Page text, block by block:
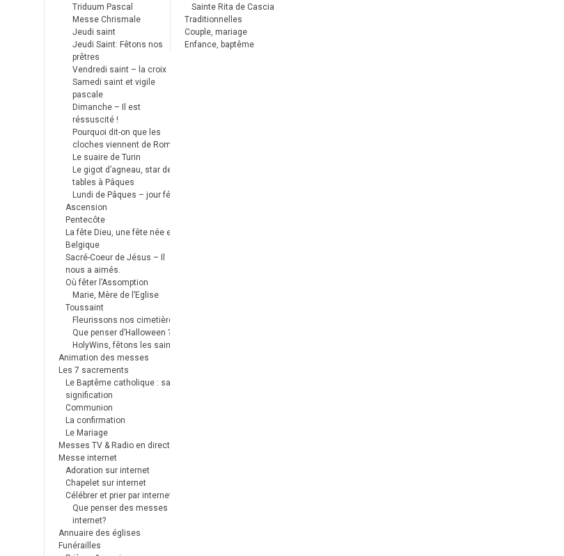
Triduum Pascal
Messe Chrismale
Jeudi saint
Jeudi Saint: Fêtons nos
prêtres
Vendredi saint – la croix
Samedi saint et vigile
pascale
Dimanche – Il est
réssuscité !
Pourquoi dit-on que les
cloches viennent de Rome ?
Le suaire de Turin
Le gigot d’agneau, star des
tables à Pâques
Lundi de Pâques – jour férié
Ascension
Pentecôte
La fête Dieu, une fête née en
Belgique
Sacré-Coeur de Jésus – Il
nous a aimés.
Où fêter l’Assomption
Marie, Mère de l’Eglise
Toussaint
Fleurissons nos cimetières
Que penser d’Halloween ?
HolyWins, fêtons les saints !
Animation des messes
Les 7 sacrements
Le Baptême catholique : sa
signification
Communion
La confirmation
Le Mariage
Messes TV & Radio en direct
Messe internet
Adoration sur internet
Chapelet sur internet
Célébrer et prier par internet
Que penser des messes
internet?
Annuaire des églises
Funérailles
Sainte Rita de Cascia
Traditionnelles
Couple, mariage
Enfance, baptême